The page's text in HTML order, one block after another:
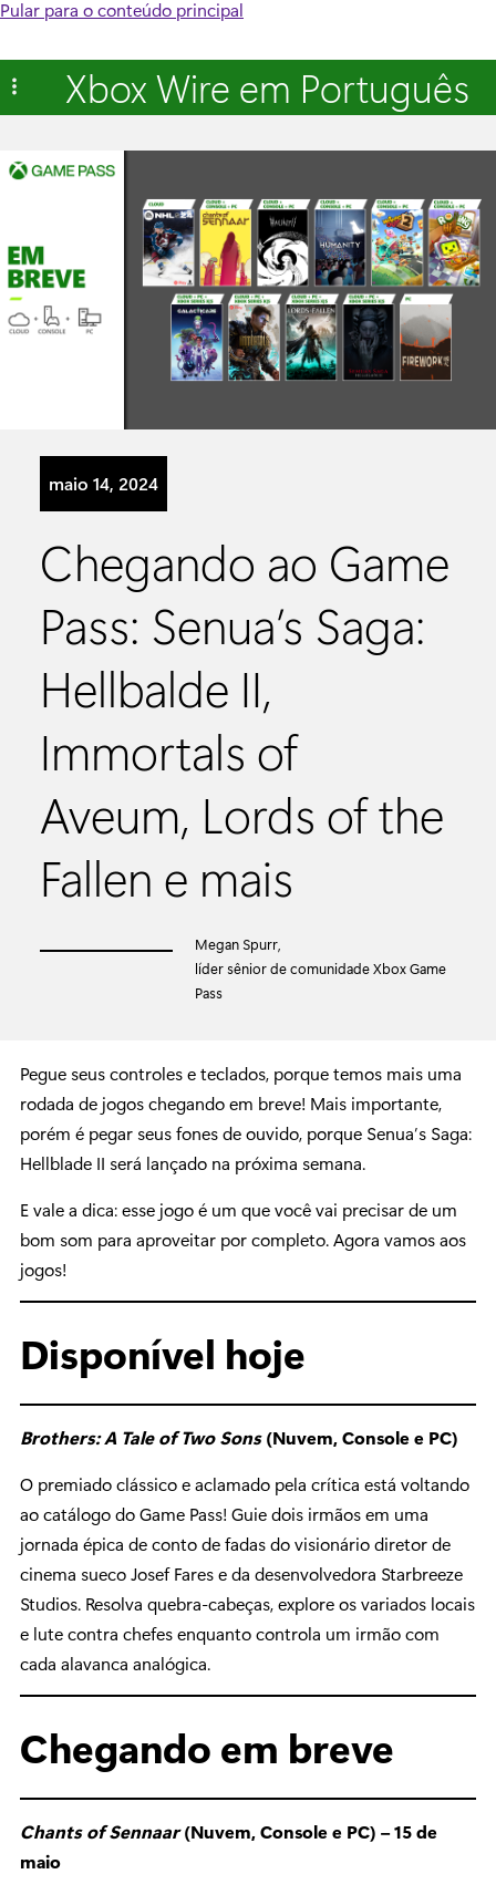
Pular para o conteúdo principal
Xbox Wire em Português
maio 14, 2024
Chegando ao Game
Pass: Senua’s Saga:
Hellbalde II,
Immortals of
Aveum, Lords of the
Fallen e mais
Megan Spurr,
líder sênior de comunidade Xbox Game
Pass
Pegue seus controles e teclados, porque temos mais uma
rodada de jogos chegando em breve! Mais importante,
porém é pegar seus fones de ouvido, porque Senua’s Saga:
Hellblade II será lançado na próxima semana.
E vale a dica: esse jogo é um que você vai precisar de um
bom som para aproveitar por completo. Agora vamos aos
jogos!
Disponível hoje
Brothers: A Tale of Two Sons(Nuvem, Console e PC)
O premiado clássico e aclamado pela crítica está voltando
ao catálogo do Game Pass! Guie dois irmãos em uma
jornada épica de conto de fadas do visionário diretor de
cinema sueco Josef Fares e da desenvolvedora Starbreeze
Studios. Resolva quebra-cabeças, explore os variados locais
e lute contra chefes enquanto controla um irmão com
cada alavanca analógica.
Chegando em breve
Chants of Sennaar(Nuvem, Console e PC) – 15 de
maio